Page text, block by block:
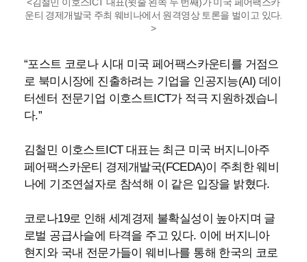
운티 경제개발국 주최 웨비나에서 원격영상 토론을 벌이고 있다.
>
“포스트 코로나 시대 미국 페어팩스카운티를 거점으
로 북미시장에 진출하려는 기업을 인공지능(AI) 데이
터센터 전문기업 이호스트ICT가 적극 지원하겠습니
다.”
김철민 이호스트ICT 대표는 최근 미국 버지니아주
페어팩스카운티 경제개발국(FCEDA)이 주최한 웨비
나에 기조연설자로 참석해 이 같은 입장을 밝혔다.
코로나19로 인해 세계경제 불확실성이 높아지며 글
로벌 공급사슬에 타격을 주고 있다. 이에 버지니아
현지와 국내 전문가들이 웨비나를 통해 한국의 코로